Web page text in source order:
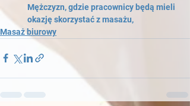
Mężczyzn, gdzie pracownicy będą mieli
okazję skorzystać z masażu,
Masaż biurowy